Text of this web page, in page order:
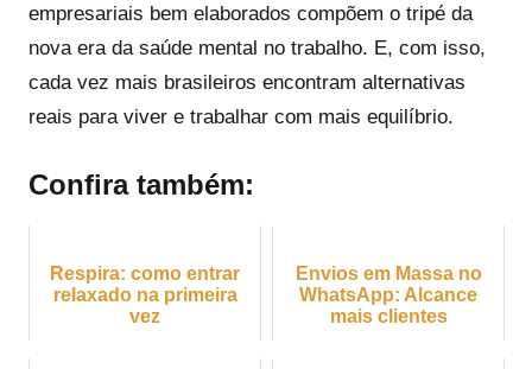
empresariais bem elaborados compõem o tripé da
nova era da saúde mental no trabalho. E, com isso,
cada vez mais brasileiros encontram alternativas
reais para viver e trabalhar com mais equilíbrio.
Confira também:
Respira: como entrar
relaxado na primeira
vez
Envios em Massa no
WhatsApp: Alcance
mais clientes